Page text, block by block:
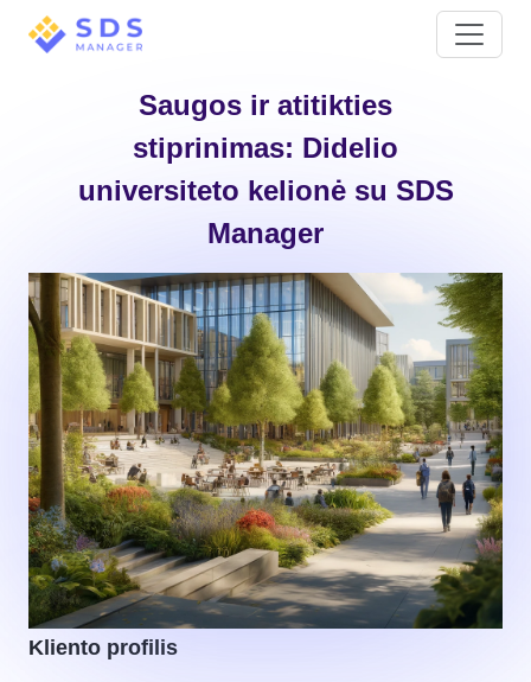
Saugos ir atitikties
stiprinimas: Didelio
universiteto kelionė su SDS
Manager
Kliento profilis